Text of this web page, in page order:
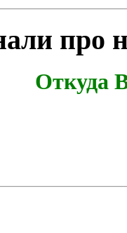
про
Откуда